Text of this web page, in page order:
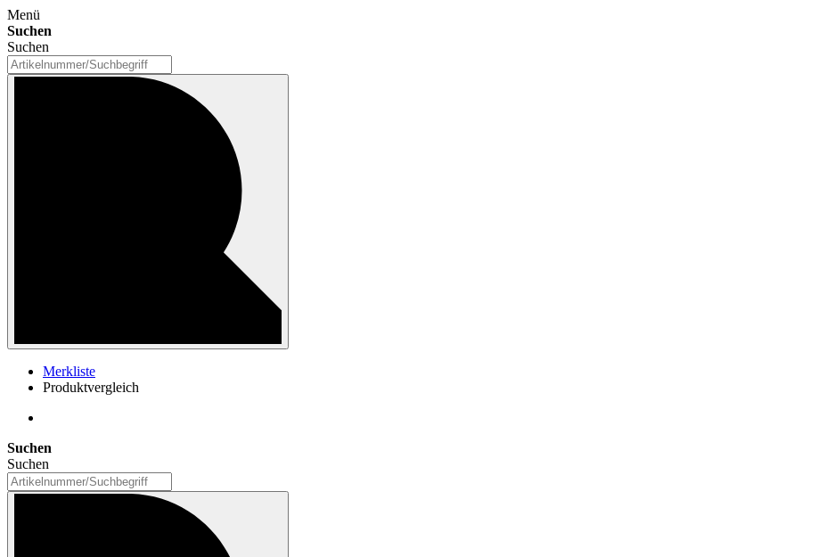
Menü
Suchen
Suchen
Merkliste
Produktvergleich
Suchen
Suchen